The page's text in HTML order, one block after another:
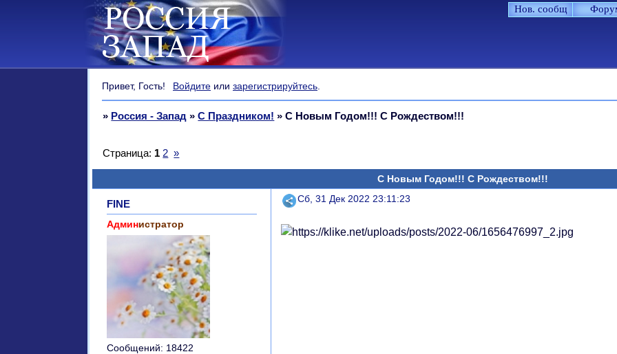
Нов. сообщ
Привет, Гость! Войдите илизарегистрируйтесь.
» Россия - Запад »С Праздником! »С Новым Годом!!! С Рождеством!!!
С Новым Годом!!! С Рождеством!!!
Страница: 1 2 »
Поделиться
Сб, 31 Дек 2022 23:11:23
FINE
Администратор
Сообщений: 18422